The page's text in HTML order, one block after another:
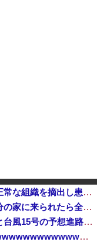
京大病院の執刀医が勘違いで腫瘍のない正常な組織を摘出し患者が自発呼吸不能の重篤状態に
【動画】移民受け入れ派のパヨおば、自分の家に来られたら全力で拒否るｗｗｗｗｗｗｗｗｗｗ
「近年稀に見るどころの話じゃないぞ」と台風15号の予想進路に困惑する人が多数、偏西風が全く通用してい
昨日の阪神・立石の判定不服顔wwwwwwwwwwwwwwwwwwwwwwwwwwwwwwwwwwwwwwwwwwwwwwwwwwwwww他